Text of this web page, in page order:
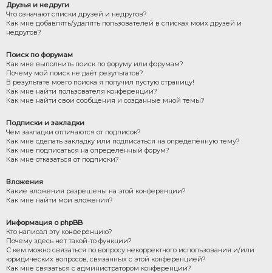
Друзья и недруги
Что означают списки друзей и недругов?
Как мне добавлять/удалять пользователей в списках моих друзей и
недругов?
Поиск по форумам
Как мне выполнить поиск по форуму или форумам?
Почему мой поиск не даёт результатов?
В результате моего поиска я получил пустую страницу!
Как мне найти пользователя конференции?
Как мне найти свои сообщения и созданные мной темы?
Подписки и закладки
Чем закладки отличаются от подписок?
Как мне сделать закладку или подписаться на определённую тему?
Как мне подписаться на определённый форум?
Как мне отказаться от подписки?
Вложения
Какие вложения разрешены на этой конференции?
Как мне найти мои вложения?
Информация о phpBB
Кто написал эту конференцию?
Почему здесь нет такой-то функции?
С кем можно связаться по вопросу некорректного использования и/или
юридических вопросов, связанных с этой конференцией?
Как мне связаться с администратором конференции?